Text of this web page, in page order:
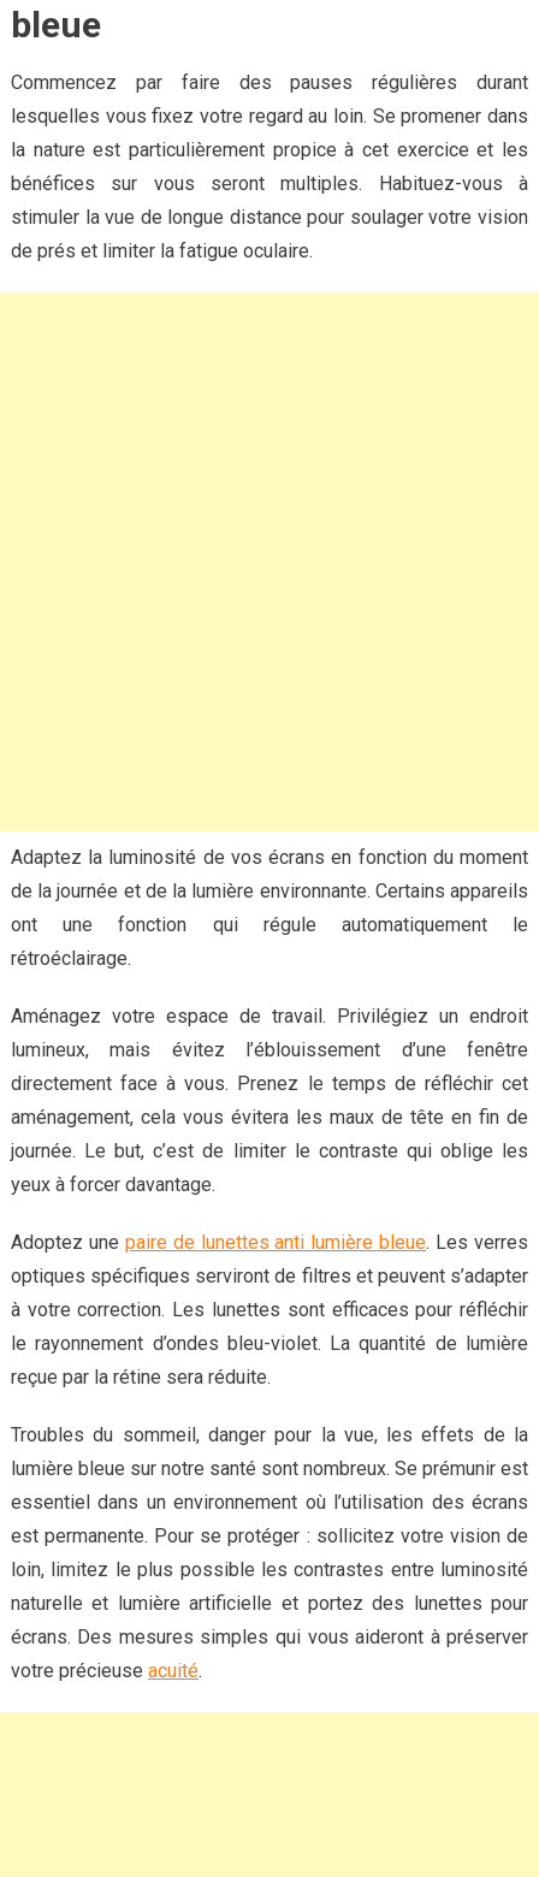
bleue
Commencez par faire des pauses régulières durant
lesquelles vous fixez votre regard au loin. Se promener dans
la nature est particulièrement propice à cet exercice et les
bénéfices sur vous seront multiples. Habituez-vous à
stimuler la vue de longue distance pour soulager votre vision
de prés et limiter la fatigue oculaire.
Adaptez la luminosité de vos écrans en fonction du moment
de la journée et de la lumière environnante. Certains appareils
ont une fonction qui régule automatiquement le
rétroéclairage.
Aménagez votre espace de travail. Privilégiez un endroit
lumineux, mais évitez l’éblouissement d’une fenêtre
directement face à vous. Prenez le temps de réfléchir cet
aménagement, cela vous évitera les maux de tête en fin de
journée. Le but, c’est de limiter le contraste qui oblige les
yeux à forcer davantage.
Adoptez une paire de lunettes anti lumière bleue. Les verres
optiques spécifiques serviront de filtres et peuvent s’adapter
à votre correction. Les lunettes sont efficaces pour réfléchir
le rayonnement d’ondes bleu-violet. La quantité de lumière
reçue par la rétine sera réduite.
Troubles du sommeil, danger pour la vue, les effets de la
lumière bleue sur notre santé sont nombreux. Se prémunir est
essentiel dans un environnement où l’utilisation des écrans
est permanente. Pour se protéger : sollicitez votre vision de
loin, limitez le plus possible les contrastes entre luminosité
naturelle et lumière artificielle et portez des lunettes pour
écrans. Des mesures simples qui vous aideront à préserver
votre précieuse acuité.